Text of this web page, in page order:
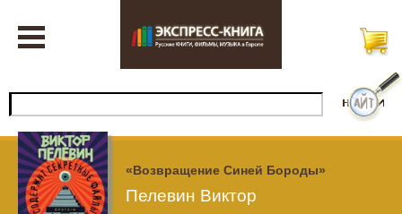
«Возвращение Синей Бороды»
Пелевин Виктор